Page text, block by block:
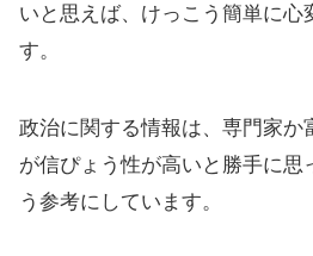
いと思えば、けっこう簡単に心
す。
政治に関する情報は、専門家か
が信ぴょう性が高いと勝手に思
う参考にしています。